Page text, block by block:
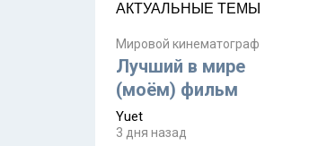
АКТУАЛЬНЫЕ ТЕМЫ
Мировой кинематограф
Лучший в мире
(моём) фильм
Yuet
3 дня назад